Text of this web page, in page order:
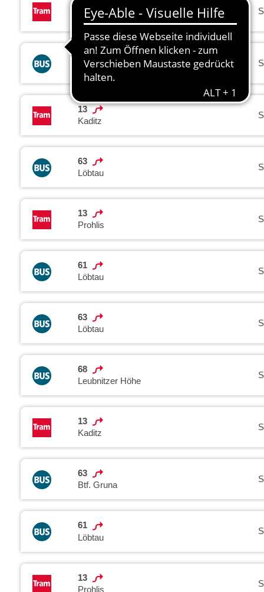
Kaditz
63
Coschütz
13
Kaditz
63
Löbtau
13
Prohlis
61
Löbtau
63
Löbtau
68
Leubnitzer Höhe
13
Kaditz
63
Btf. Gruna
61
Löbtau
13
Prohlis